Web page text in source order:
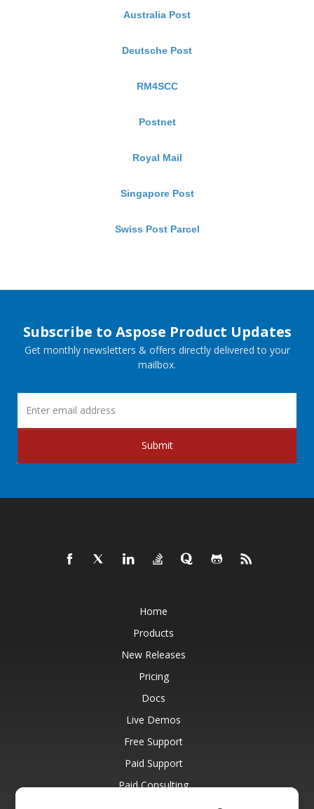
Australia Post
Deutsche Post
RM4SCC
Postnet
Royal Mail
Singapore Post
Swiss Post Parcel
Subscribe to Aspose Product Updates
Get monthly newsletters & offers directly delivered to your
mailbox.
Submit
Home
Products
New Releases
Pricing
Docs
Live Demos
Free Support
Paid Support
Paid Consulting